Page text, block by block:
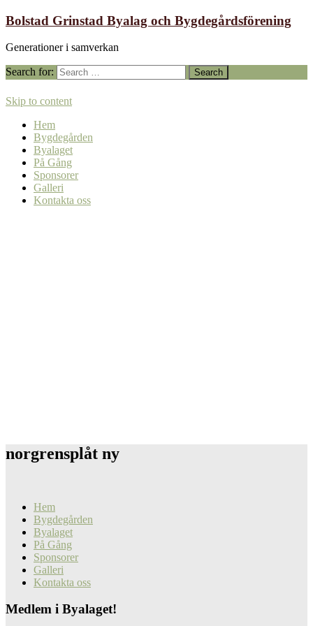
Bolstad Grinstad Byalag och Bygdegårdsförening
Generationer i samverkan
Search for:
Skip to content
Hem
Bygdegården
Byalaget
På Gång
Sponsorer
Galleri
Kontakta oss
norgrensplåt ny
Hem
Bygdegården
Byalaget
På Gång
Sponsorer
Galleri
Kontakta oss
Medlem i Byalaget!